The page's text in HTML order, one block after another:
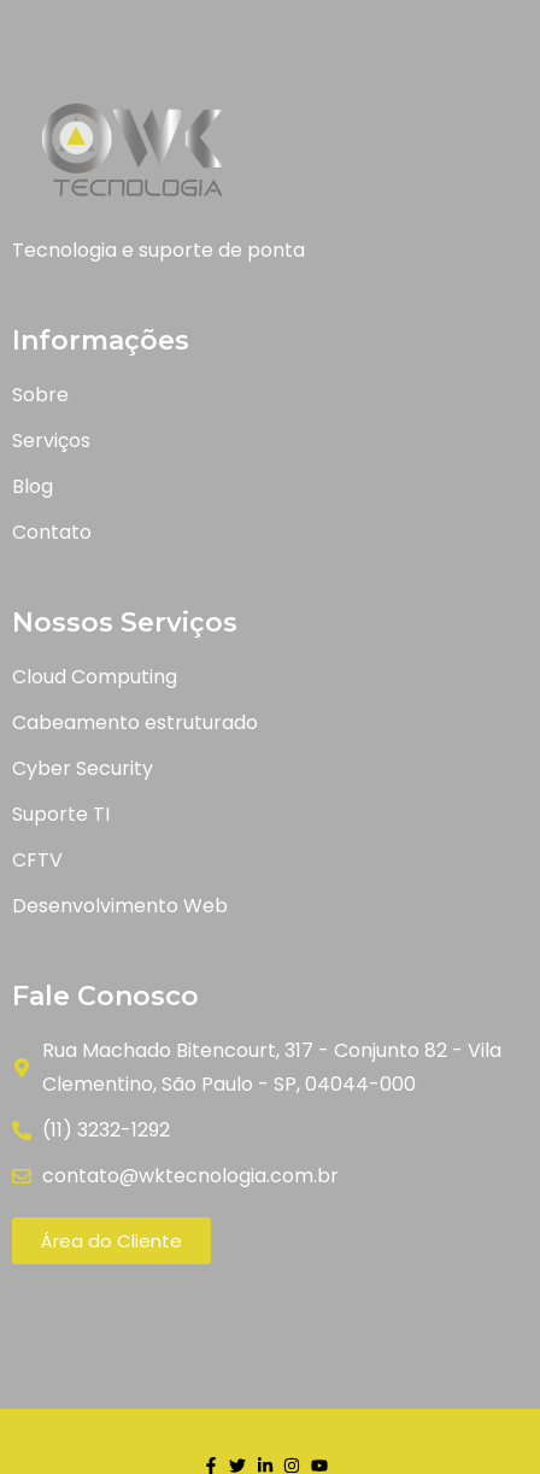
Tecnologia e suporte de ponta
Informações
Sobre
Serviços
Blog
Contato
Nossos Serviços
Cloud Computing
Cabeamento estruturado
Cyber Security
Suporte TI
CFTV
Desenvolvimento Web
Fale Conosco
Rua Machado Bitencourt, 317 - Conjunto 82 - Vila
Clementino, São Paulo - SP, 04044-000
(11) 3232-1292
contato@wktecnologia.com.br
Área do Cliente